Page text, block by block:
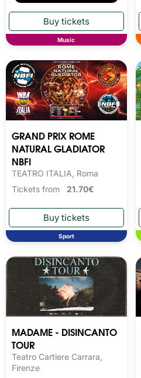
Music
GRAND PRIX ROME
NATURAL GLADIATOR
NBFI
TEATRO ITALIA, Roma
Tickets from 21.70€
Sport
MADAME - DISINCANTO
TOUR
Teatro Cartiere Carrara,
Firenze